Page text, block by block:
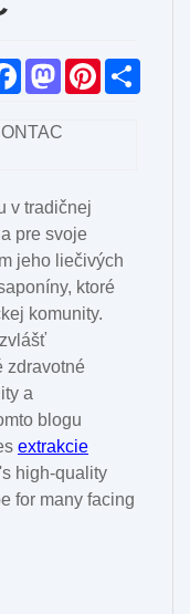
F
b
M
a
o
P
v tradičnej
pre svoje
jeho liečivých
ktoré
komunity.
zdravotné
a
blogu
extrakcie
's high-quality
for many facing